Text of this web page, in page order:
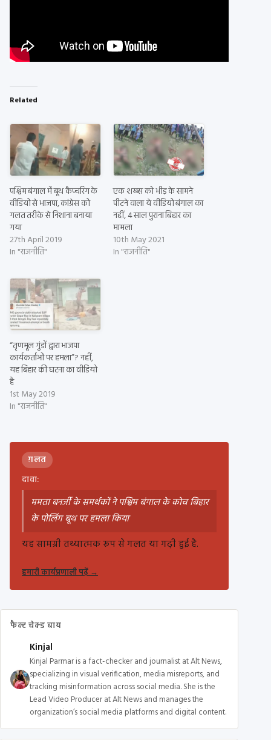
Related
पश्चिम बंगाल में बूथ कैप्चरिंग के
वीडियो से भाजपा, कांग्रेस को
गलत तरीके से निशाना बनाया
गया
27th April 2019
In "राजनीति"
एक शख्स को भीड़ के सामने
पीटने वाला ये वीडियो बंगाल का
नहीं, 4 साल पुराना बिहार का
मामला
10th May 2021
In "राजनीति"
“तृणमूल गुंडों द्वारा भाजपा
कार्यकर्ताओं पर हमला”? नहीं,
यह बिहार की घटना का वीडियो
है
1st May 2019
In "राजनीति"
ग़लत
दावा:
ममता बनर्जी के समर्थकों ने पश्चिम बंगाल के कोच बिहार
के पोलिंग बूथ पर हमला किया
यह सामग्री तथ्यात्मक रूप से गलत या गढ़ी हुई है.
हमारी कार्यप्रणाली पढ़ें→
फैक्ट चेक्ड बाय
Kinjal
Kinjal Parmar is a fact-checker and journalist at Alt News,
specializing in visual verification, media misreports, and
tracking misinformation across social media. She is the
Lead Video Producer at Alt News and manages the
organization’s social media platforms and digital content.